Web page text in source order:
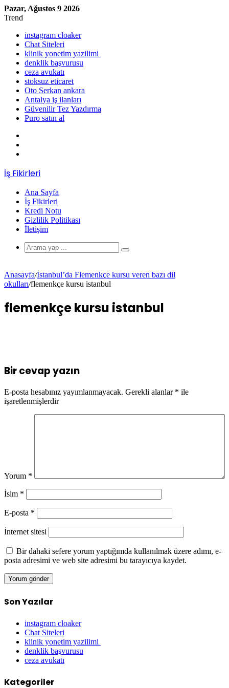
Pazar, Ağustos 9 2026
Trend
instagram cloaker
Chat Siteleri
klinik yonetim yazilimi
denklik başvurusu
ceza avukatı
stoksuz eticaret
Oto Serkan ankara
Antalya iş ilanları
Güvenilir Tez Yazdırma
Puro satın al
Menü
İş Fikirleri
Ana Sayfa
İş Fikirleri
Kredi Notu
Gizlilik Politikası
İletişim
Anasayfa/İstanbul’da Flemenkçe kursu veren bazı dil
okulları/flemenkçe kursu istanbul
flemenkçe kursu istanbul
Bir cevap yazın
E-posta hesabınız yayımlanmayacak. Gerekli alanlar * ile
işaretlenmişlerdir
Yorum *
İsim *
E-posta *
İnternet sitesi
Bir dahaki sefere yorum yaptığımda kullanılmak üzere adımı, e-
posta adresimi ve web site adresimi bu tarayıcıya kaydet.
Son Yazılar
instagram cloaker
Chat Siteleri
klinik yonetim yazilimi
denklik başvurusu
ceza avukatı
Kategoriler